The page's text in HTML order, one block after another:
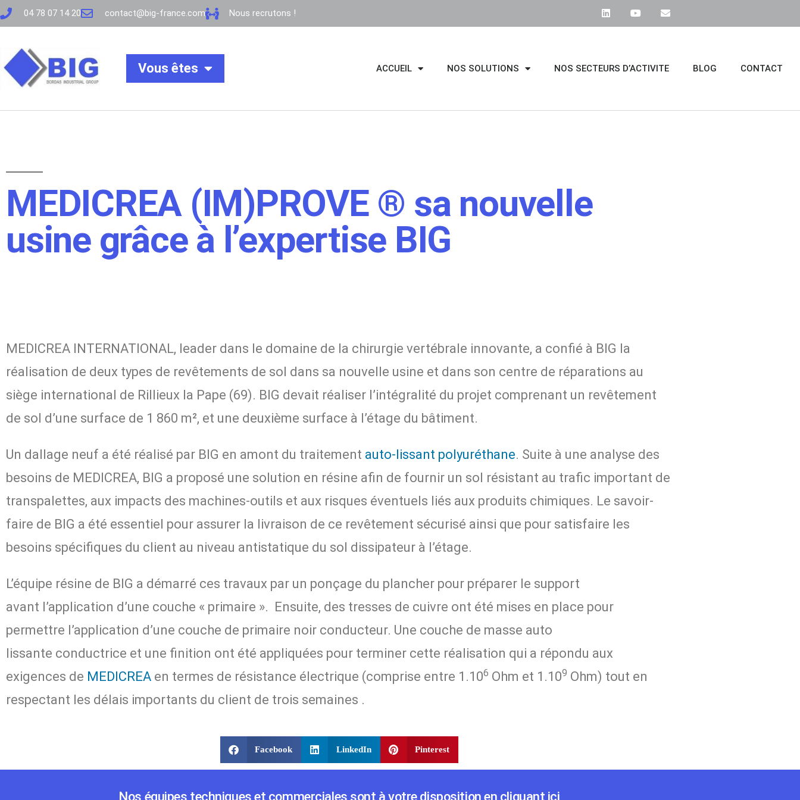
04 78 07 14 20 contact@big-france.com Nous recrutons !
Vous êtes ACCUEIL NOS SOLUTIONS NOS SECTEURS D’ACTIVITE BLOG CONTACT
MEDICREA (IM)PROVE ® sa nouvelle
usine grâce à l’expertise BIG
MEDICREA INTERNATIONAL, leader dans le domaine de la chirurgie vertébrale innovante, a confié à BIG la
réalisation de deux types de revêtements de sol dans sa nouvelle usine et dans son centre de réparations au
siège international de Rillieux la Pape (69). BIG devait réaliser l’intégralité du projet comprenant un revêtement
de sol d’une surface de 1 860 m², et une deuxième surface à l’étage du bâtiment.
Un dallage neuf a été réalisé par BIG en amont du traitement auto-lissant polyuréthane. Suite à une analyse des
besoins de MEDICREA, BIG a proposé une solution en résine afin de fournir un sol résistant au trafic important de
transpalettes, aux impacts des machines-outils et aux risques éventuels liés aux produits chimiques. Le savoir-
faire de BIG a été essentiel pour assurer la livraison de ce revêtement sécurisé ainsi que pour satisfaire les
besoins spécifiques du client au niveau antistatique du sol dissipateur à l’étage.
L’équipe résine de BIG a démarré ces travaux par un ponçage du plancher pour préparer le support
avant l’application d’une couche « primaire ». Ensuite, des tresses de cuivre ont été mises en place pour
permettre l’application d’une couche de primaire noir conducteur. Une couche de masse auto
lissante conductrice et une finition ont été appliquées pour terminer cette réalisation qui a répondu aux
exigences de MEDICREA en termes de résistance électrique (comprise entre 1.106 Ohm et 1.109 Ohm) tout en
respectant les délais importants du client de trois semaines .
Facebook LinkedIn Pinterest
Nos équipes techniques et commerciales sont à votre disposition en cliquant ici